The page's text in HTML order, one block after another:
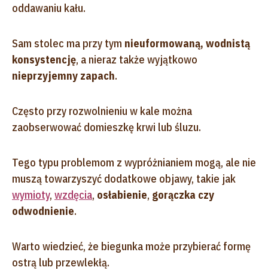
oddawaniu kału.
Sam stolec ma przy tym nieuformowaną, wodnistą
konsystencję, a nieraz także wyjątkowo
nieprzyjemny zapach.
Często przy rozwolnieniu w kale można
zaobserwować domieszkę krwi lub śluzu.
Tego typu problemom z wypróżnianiem mogą, ale nie
muszą towarzyszyć dodatkowe objawy, takie jak
wymioty, wzdęcia, osłabienie, gorączka czy
odwodnienie.
Warto wiedzieć, że biegunka może przybierać formę
ostrą lub przewlekłą.